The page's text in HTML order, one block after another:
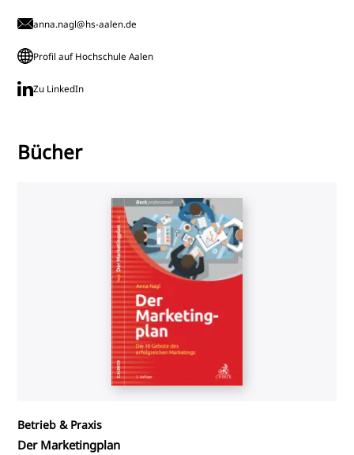
anna.nagl@hs-aalen.de
Profil auf Hochschule Aalen
Zu LinkedIn
Bücher
Betrieb & Praxis
Der Marketingplan